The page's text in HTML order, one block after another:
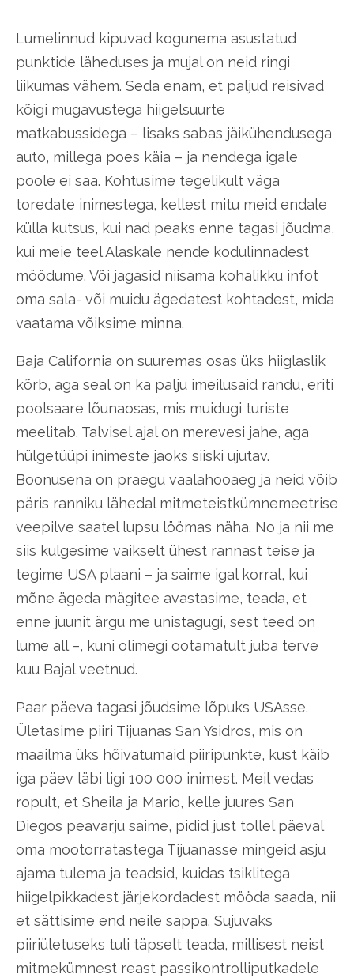
Lumelinnud kipuvad kogunema asustatud
punktide läheduses ja mujal on neid ringi
liikumas vähem. Seda enam, et paljud reisivad
kõigi mugavustega hiigelsuurte
matkabussidega – lisaks sabas jäikühendusega
auto, millega poes käia – ja nendega igale
poole ei saa. Kohtusime tegelikult väga
toredate inimestega, kellest mitu meid endale
külla kutsus, kui nad peaks enne tagasi jõudma,
kui meie teel Alaskale nende kodulinnadest
möödume. Või jagasid niisama kohalikku infot
oma sala- või muidu ägedatest kohtadest, mida
vaatama võiksime minna.
Baja California on suuremas osas üks hiiglaslik
kõrb, aga seal on ka palju imeilusaid randu, eriti
poolsaare lõunaosas, mis muidugi turiste
meelitab. Talvisel ajal on merevesi jahe, aga
hülgetüüpi inimeste jaoks siiski ujutav.
Boonusena on praegu vaalahooaeg ja neid võib
päris ranniku lähedal mitmeteistkümnemeetrise
veepilve saatel lupsu löömas näha. No ja nii me
siis kulgesime vaikselt ühest rannast teise ja
tegime USA plaani – ja saime igal korral, kui
mõne ägeda mägitee avastasime, teada, et
enne juunit ärgu me unistagugi, sest teed on
lume all –, kuni olimegi ootamatult juba terve
kuu Bajal veetnud.
Paar päeva tagasi jõudsime lõpuks USAsse.
Ületasime piiri Tijuanas San Ysidros, mis on
maailma üks hõivatumaid piiripunkte, kust käib
iga päev läbi ligi 100 000 inimest. Meil vedas
ropult, et Sheila ja Mario, kelle juures San
Diegos peavarju saime, pidid just tollel päeval
oma mootorratastega Tijuanasse mingeid asju
ajama tulema ja teadsid, kuidas tsiklitega
hiigelpikkadest järjekordadest mööda saada, nii
et sättisime end neile sappa. Sujuvaks
piiriületuseks tuli täpselt teada, millisest neist
mitmekümnest reast passikontrolliputkadele